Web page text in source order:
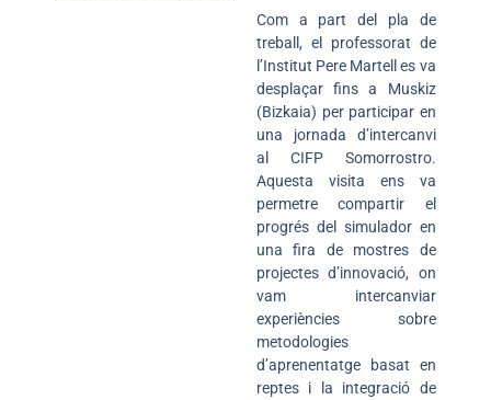
Com a part del pla de
treball, el professorat de
l’Institut Pere Martell es va
desplaçar fins a Muskiz
(Bizkaia) per participar en
una jornada d’intercanvi
al CIFP Somorrostro.
Aquesta visita ens va
permetre compartir el
progrés del simulador en
una fira de mostres de
projectes d’innovació, on
vam intercanviar
experiències sobre
metodologies
d’aprenentatge basat en
reptes i la integració de